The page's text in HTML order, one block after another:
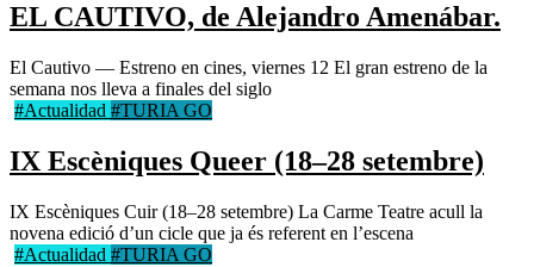
EL CAUTIVO, de Alejandro Amenábar.
El Cautivo — Estreno en cines, viernes 12 El gran estreno de la
semana nos lleva a finales del siglo
#Actualidad #TURIA GO
IX Escèniques Queer (18–28 setembre)
IX Escèniques Cuir (18–28 setembre) La Carme Teatre acull la
novena edició d’un cicle que ja és referent en l’escena
#Actualidad #TURIA GO